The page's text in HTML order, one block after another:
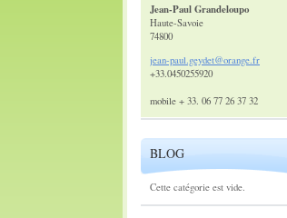
Jean-Paul Grandeloupo
Haute-Savoie
74800
jean-paul.geydet@orange. fr
+33.0450255920
mobile + 33. 06 77 26 37 32
BLOG
Cette catégorie est vide.